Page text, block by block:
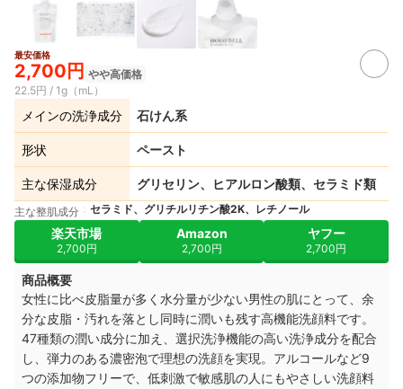
最安価格
2,700円 やや高価格
22.5円 / 1g（mL）
メインの洗浄成分 石けん系
形状 ペースト
主な保湿成分 グリセリン、ヒアルロン酸類、セラミド類
主な整肌成分 セラミド、グリチルリチン酸2K、レチノール
楽天市場
2,700円
Amazon
2,700円
ヤフー
2,700円
商品概要
女性に比べ皮脂量が多く水分量が少ない男性の肌にとって、余
分な皮脂・汚れを落とし同時に潤いも残す高機能洗顔料です。
47種類の潤い成分に加え、選択洗浄機能の高い洗浄成分を配合
し、弾力のある濃密泡で理想の洗顔を実現。 アルコールなど9
つの添加物フリーで、低刺激で敏感肌の人にもやさしい洗顔料